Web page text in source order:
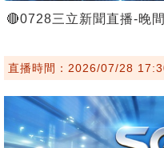
🔴0728三立新聞直播-晚
直播時間：2026/07/28